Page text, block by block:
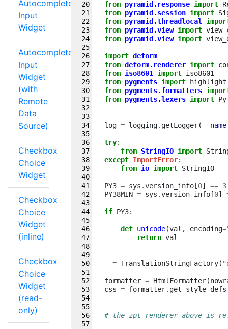
Autocomplete
Input
Widget
Autocomplete
Input
Widget
(with
Remote
Data
Source)
Checkbox
Choice
Widget
Checkbox
Choice
Widget
(inline)
Checkbox
Choice
Widget
(read-
only)
from pyramid.response import
from pyramid.session import
from pyramid.threadlocal
from pyramid.view import
from pyramid.view import
import deform
from deform.renderer import
from iso8601 import iso8601
from pygments import
highlight
from pygments.formatters
from pygments.lexers import
log = logging. getLogger(
try:
from StringIO import
except ImportError:
from io import StringIO
PY3 = sys .version_info [0] == 3
PY38MIN = sys .version_info [0]
if PY3:
def unicode(val , encoding=
return val
= TranslationStringFactory(
formatter = HtmlFormatter(
css = formatter. get_style_defs
# the zpt_renderer above is